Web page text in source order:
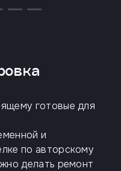
готовые для
и
по авторскому
делать ремонт